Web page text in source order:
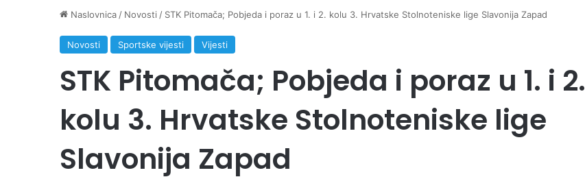
Naslovnica / Novosti / STK Pitomača; Pobjeda i poraz u 1. i 2. kolu 3. Hrvatske Stolnoteniske lige Slavonija Zapad
Novosti Sportske vijesti Vijesti
STK Pitomača; Pobjeda i poraz u 1. i 2.
kolu 3. Hrvatske Stolnoteniske lige
Slavonija Zapad